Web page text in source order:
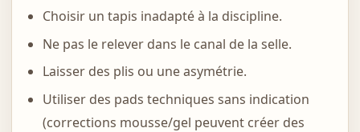
Choisir un tapis inadapté à la discipline.
Ne pas le relever dans le canal de la selle.
Laisser des plis ou une asymétrie.
Utiliser des pads techniques sans indication
(corrections mousse/gel peuvent créer des